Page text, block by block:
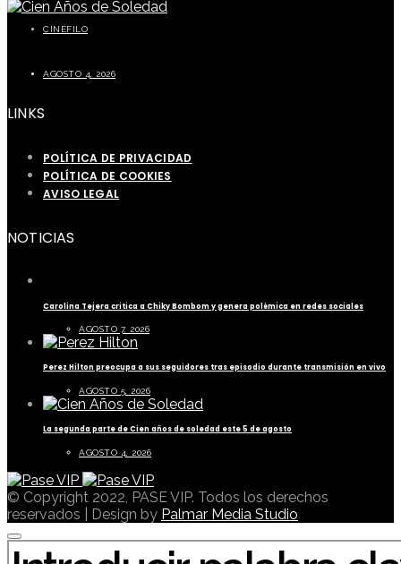
CINÉFILO
AGOSTO 4, 2026
LINKS
POLÍTICA DE PRIVACIDAD
POLÍTICA DE COOKIES
AVISO LEGAL
NOTICIAS
Carolina Tejera critica a Chiky Bombom y genera polémica en redes sociales
AGOSTO 7, 2026
Perez Hilton preocupa a sus seguidores tras episodio durante transmisión en vivo
AGOSTO 5, 2026
La segunda parte de Cien años de soledad este 5 de agosto
AGOSTO 4, 2026
© Copyright 2022, PASE VIP. Todos los derechos
reservados | Design by Palmar Media Studio
BUSCAR POR: